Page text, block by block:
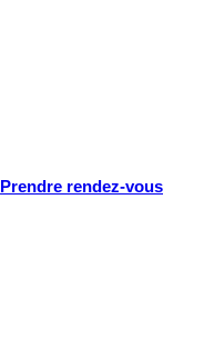
Prendre rendez-vous